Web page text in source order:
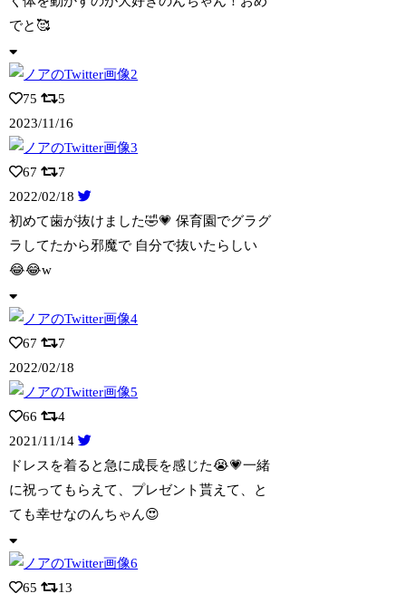
でと🥰
75
5
2023/11/16
67
7
2022/02/18
初めて歯が抜けました🤣💗 保育園でグラグ
ラしてたから邪魔で 自分で抜いたらしい
😂😂w
67
7
2022/02/18
66
4
2021/11/14
ドレスを着ると急に成長を感じた😭💗一緒
に祝ってもらえて、プレゼント貰えて、と
ても幸せなのんちゃん😍
65
13